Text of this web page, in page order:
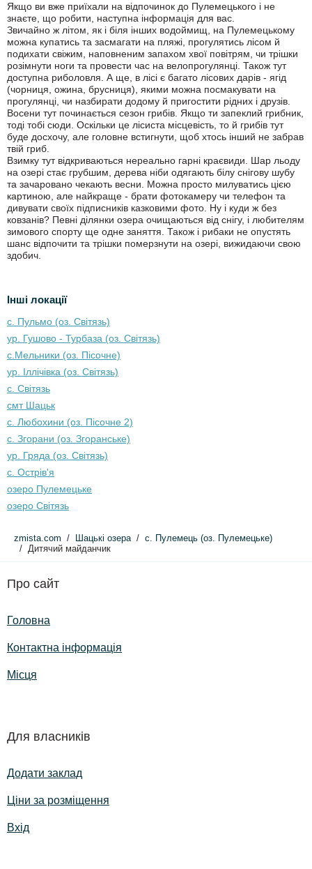
Якщо ви вже приїхали на відпочинок до Пулемецького і не
знаєте, що робити, наступна інформація для вас.
Звичайно ж літом, як і біля інших водоймищ, на Пулемецькому
можна купатись та засмагати на пляжі, прогулятись лісом й
подихати свіжим, наповненим запахом хвої повітрям, чи трішки
розімнути ноги та провести час на велопрогулянці. Також тут
доступна риболовля. А ще, в лісі є багато лісових дарів - ягід
(чорниця, ожина, брусниця), якими можна посмакувати на
прогулянці, чи назбирати додому й пригостити рідних і друзів.
Восени тут починається сезон грибів. Якщо ти запеклий грибник,
тоді тобі сюди. Оскільки це лісиста місцевість, то й грибів тут
буде досхочу, але головне встигнути, щоб хтось інший не забрав
твій гриб.
Взимку тут відкриваються нереально гарні краєвиди. Шар льоду
на озері стає грубшим, дерева ніби одягають білу снігову шубу
та зачаровано чекають весни. Можна просто милуватись цією
картиною, але найкраще - брати фотокамеру чи телефон та
дивувати своїх підписників казковими фото. Ну і куди ж без
ковзанів? Певні ділянки озера очищаються від снігу, і любителям
зимового спорту ще одне заняття. Також і рибаки не опустять
шанс відпочити та трішки померзнути на озері, вижидаючи свою
здобич.
Інші локації
с. Пульмо (оз. Світязь)
ур. Гушово - Турбаза (оз. Світязь)
с.Мельники (оз. Пісочне)
ур. Іллічівка (оз. Світязь)
с. Світязь
смт Шацьк
с. Любохини (оз. Пісочне 2)
с. Згорани (оз. Згоранське)
ур. Гряда (оз. Світязь)
с. Острів'я
озеро Пулемецьке
озеро Світязь
zmista.com Шацькі озера
с. Пулемець (оз. Пулемецьке)
Дитячий майданчик
Про сайт
Головна
Контактна інформація
Місця
Для власників
Додати заклад
Ціни за розміщення
Вхід